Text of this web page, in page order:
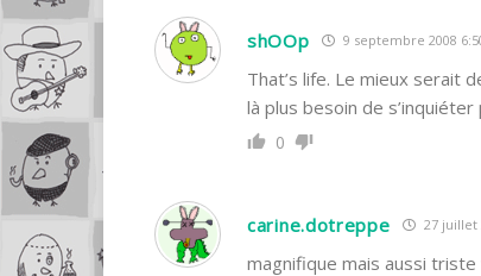
shOOp 9 septembre 2008
That’s life. Le mieux serait
là plus besoin de
0
carine.dotreppe 27 juillet
magnifique mais aussi